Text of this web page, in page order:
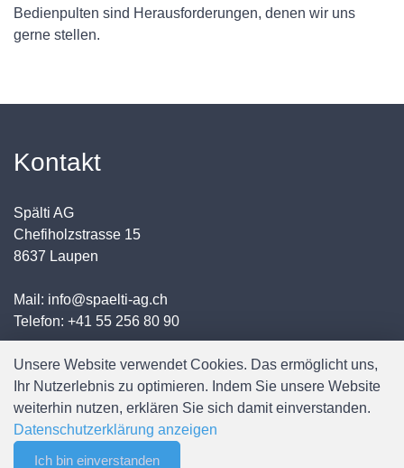
Bedienpulten sind Herausforderungen, denen wir uns
gerne stellen.
Kontakt
Spälti AG
Chefiholzstrasse 15
8637 Laupen
Mail: info@spaelti-ag.ch
Telefon: +41 55 256 80 90
Unsere Website verwendet Cookies. Das ermöglicht uns,
Ihr Nutzerlebnis zu optimieren. Indem Sie unsere Website
weiterhin nutzen, erklären Sie sich damit einverstanden.
Datenschutzerklärung anzeigen
Ich bin einverstanden